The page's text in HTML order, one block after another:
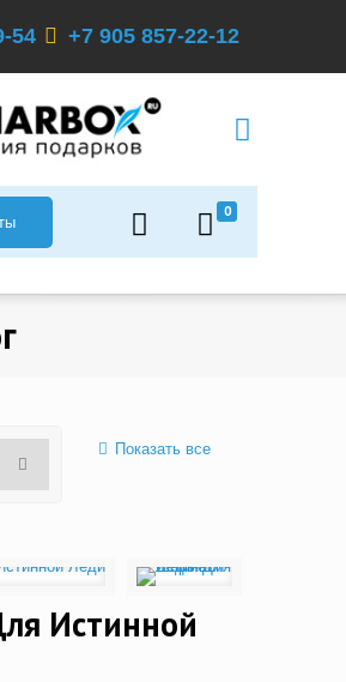
54 +7 905 857-22-12
0
Показать все
Истинной